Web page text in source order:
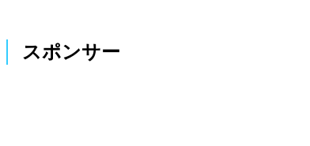
スポンサー